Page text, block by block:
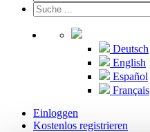
Deutsch
English
Español
Français
Einloggen
Kostenlos registrieren